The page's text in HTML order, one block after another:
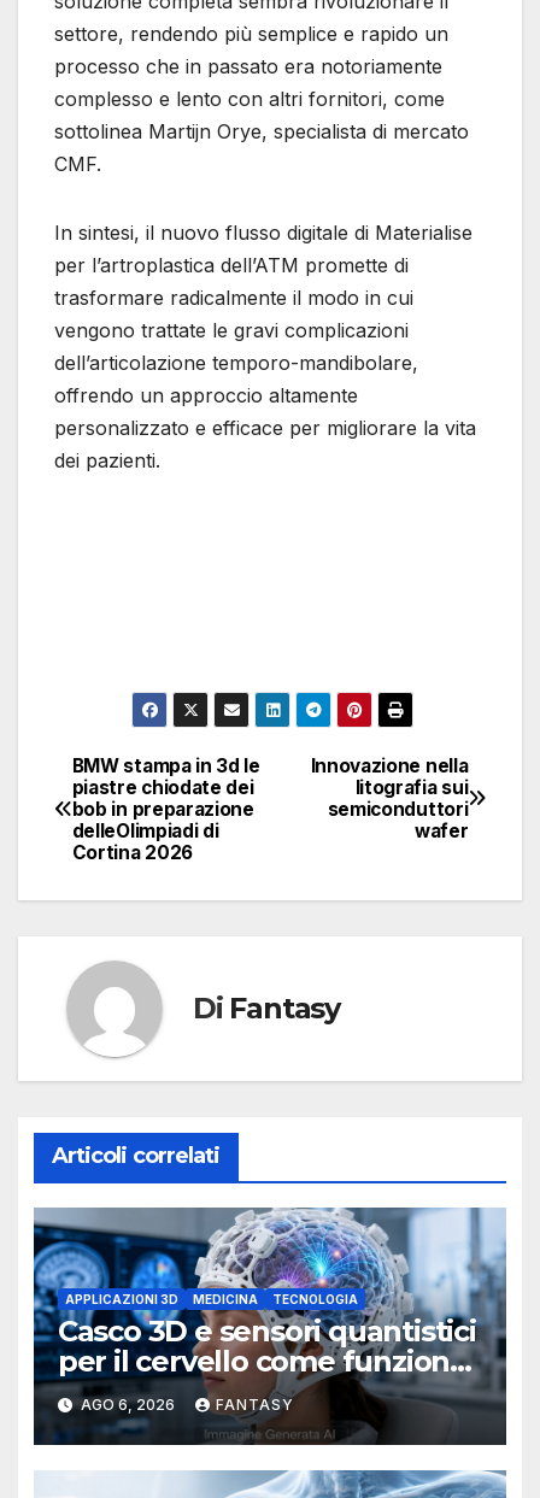
settore, rendendo più semplice e rapido un
processo che in passato era notoriamente
complesso e lento con altri fornitori, come
sottolinea Martijn Orye, specialista di mercato
CMF.
In sintesi, il nuovo flusso digitale di Materialise
per l’artroplastica dell’ATM promette di
trasformare radicalmente il modo in cui
vengono trattate le gravi complicazioni
dell’articolazione temporo-mandibolare,
offrendo un approccio altamente
personalizzato e efficace per migliorare la vita
dei pazienti.
Navigazione
articoli
Innovazione nella
litografia sui
semiconduttori
wafer
BMW stampa in 3d le
piastre chiodate dei
bob in preparazione
delleOlimpiadi di
Cortina 2026
Di Fantasy
Articoli correlati
APPLICAZIONI 3D MEDICINA TECNOLOGIA
Casco 3D e sensori quantistici
per il cervello come funziona
l’OPM-MEG
AGO 6, 2026 FANTASY